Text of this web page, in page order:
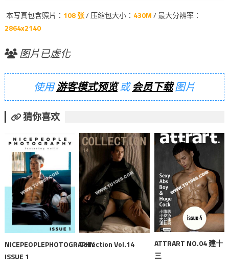
本写真包含照片： 108 张/ 压缩包大小： 430M/ 最大分辨率：
2864x2140
图片已虚化
使用游客模式预览或会员下载图片
猜你喜欢
NICEPEOPLEPHOTOGRAPHY
ISSUE 1
Collection Vol.14
ATTRART NO.04 建十
三